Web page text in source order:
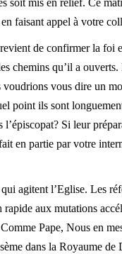
soit mis en relief. Ce
faisant appel à votre
de confirmer la foi
chemins qu’il a
voudrions vous dire un
point ils sont
l’épiscopat? Si leur
en partie par votre
agitent l’Eglise. Les
aux mutations
Pape, Nous en
dans la Royaume